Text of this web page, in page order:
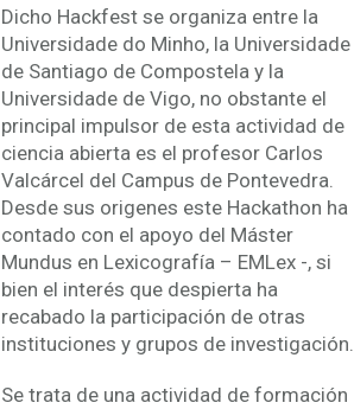
Dicho Hackfest se organiza entre la
Universidade do Minho, la Universidade
de Santiago de Compostela y la
Universidade de Vigo, no obstante el
principal impulsor de esta actividad de
ciencia abierta es el profesor Carlos
Valcárcel del Campus de Pontevedra.
Desde sus origenes este Hackathon ha
contado con el apoyo del Máster
Mundus en Lexicografía – EMLex -, si
bien el interés que despierta ha
recabado la participación de otras
instituciones y grupos de investigación.
Se trata de una actividad de formación